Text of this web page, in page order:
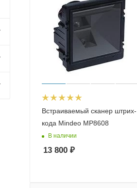
Встраиваемый сканер штрих-
кода Mindeo MP8608
В наличии
13 800 ₽